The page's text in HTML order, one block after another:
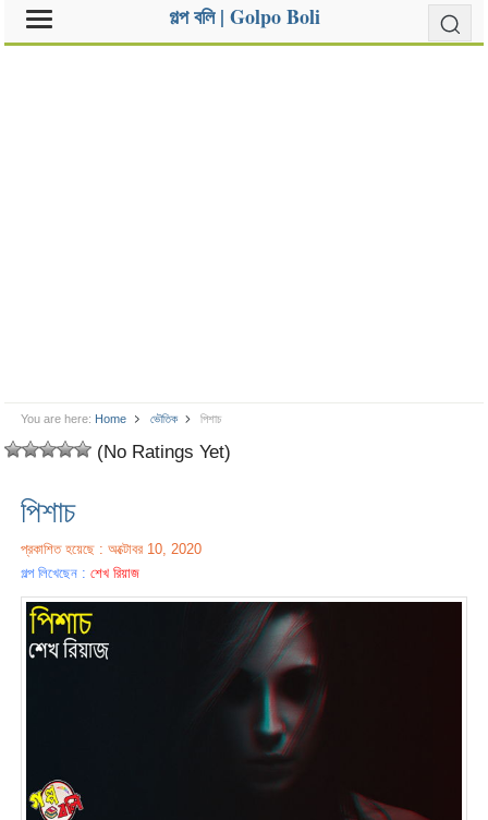
গল্প বলি | Golpo Boli
You are here: Home ভৌতিক পিশাচ
(No Ratings Yet)
পিশাচ
প্রকাশিত হয়েছে : অক্টোবর 10, 2020
গল্প লিখেছেন :শেখ রিয়াজ